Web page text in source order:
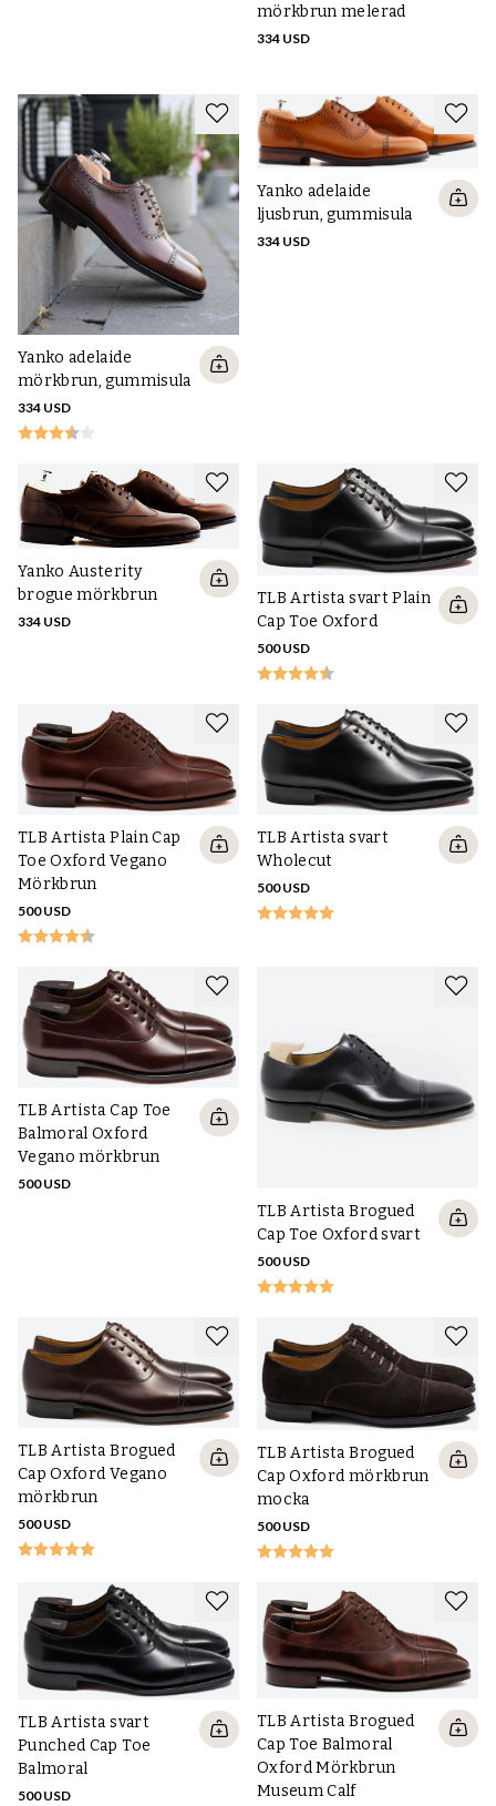
mörkbrun melerad
334 USD
Yanko adelaide
mörkbrun, gummisula
334 USD
Yanko adelaide
ljusbrun, gummisula
334 USD
Yanko Austerity
brogue mörkbrun
334 USD
TLB Artista svart Plain
Cap Toe Oxford
500 USD
TLB Artista Plain Cap
Toe Oxford Vegano
Mörkbrun
500 USD
TLB Artista svart
Wholecut
500 USD
TLB Artista Cap Toe
Balmoral Oxford
Vegano mörkbrun
500 USD
TLB Artista Brogued
Cap Toe Oxford svart
500 USD
TLB Artista Brogued
Cap Oxford Vegano
mörkbrun
500 USD
TLB Artista Brogued
Cap Oxford mörkbrun
mocka
500 USD
TLB Artista svart
Punched Cap Toe
Balmoral
500 USD
TLB Artista Brogued
Cap Toe Balmoral
Oxford Mörkbrun
Museum Calf